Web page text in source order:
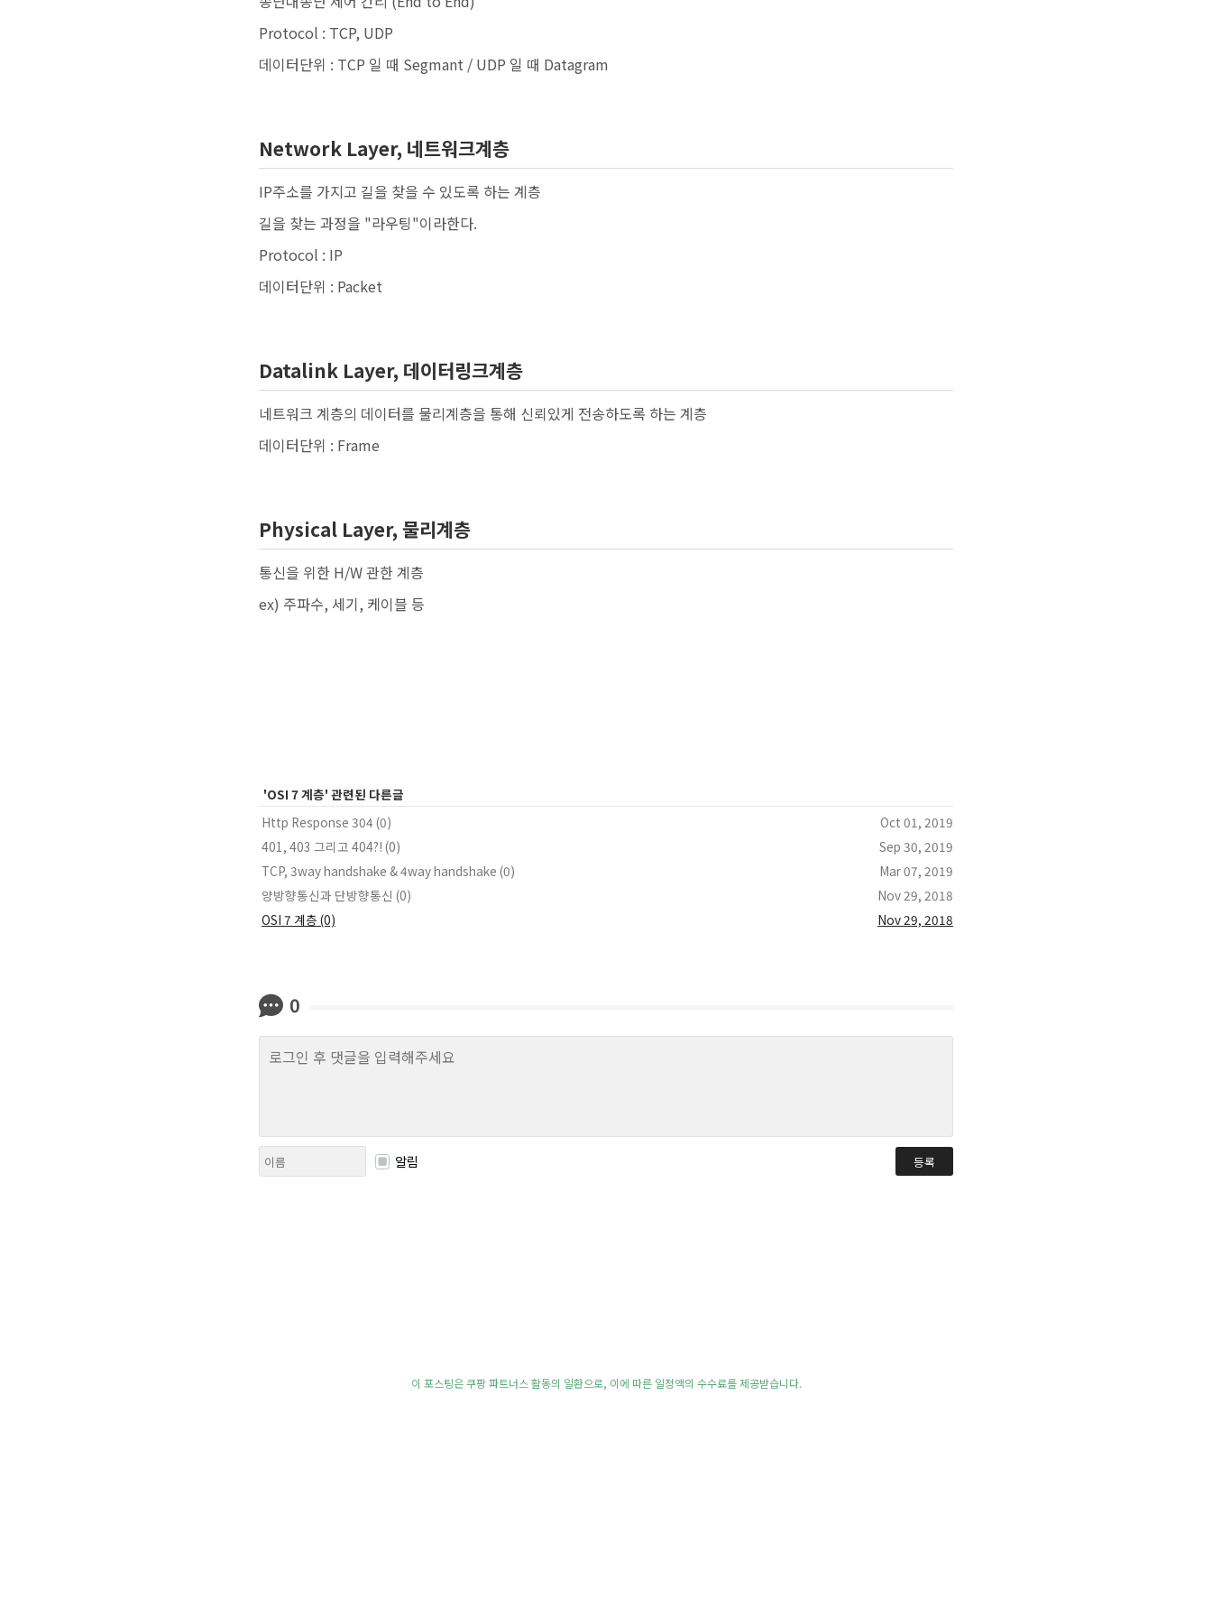
Protocol : TCP, UDP
데이터단위 : TCP 일 때 Segmant / UDP 일 때 Datagram
Network Layer, 네트워크계층
IP주소를 가지고 길을 찾을 수 있도록 하는 계층
길을 찾는 과정을 "라우팅"이라한다.
Protocol : IP
데이터단위 : Packet
Datalink Layer, 데이터링크계층
네트워크 계층의 데이터를 물리계층을 통해 신뢰있게 전송하도록 하는 계층
데이터단위 : Frame
Physical Layer, 물리계층
통신을 위한 H/W 관한 계층
ex) 주파수, 세기, 케이블 등
'OSI 7 계층' 관련된 다른글
Http Response 304 (0)
Oct 01, 2019
401, 403 그리고 404?! (0)
Sep 30, 2019
TCP, 3way handshake & 4way handshake (0)
Mar 07, 2019
양방향통신과 단방향통신 (0)
Nov 29, 2018
OSI 7 계층 (0)
Nov 29, 2018
0
알림 등록
이 포스팅은 쿠팡 파트너스 활동의 일환으로, 이에 따른 일정액의 수수료를 제공받습니다.